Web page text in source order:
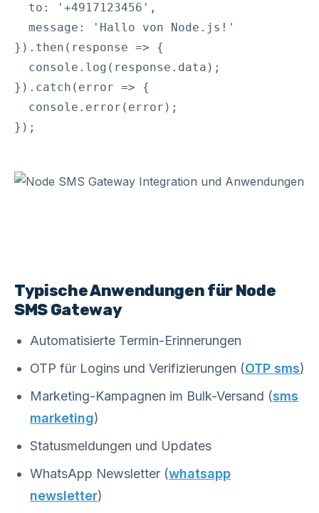
  to: '+4917123456',
  message: 'Hallo von Node.js!'
}).then(response => {
  console.log(response.data);
}).catch(error => {
  console.error(error);
Typische Anwendungen für Node
SMS Gateway
Automatisierte Termin-Erinnerungen
OTP für Logins und Verifizierungen (OTP sms)
Marketing-Kampagnen im Bulk-Versand (sms
marketing)
Statusmeldungen und Updates
WhatsApp Newsletter (whatsapp
newsletter)